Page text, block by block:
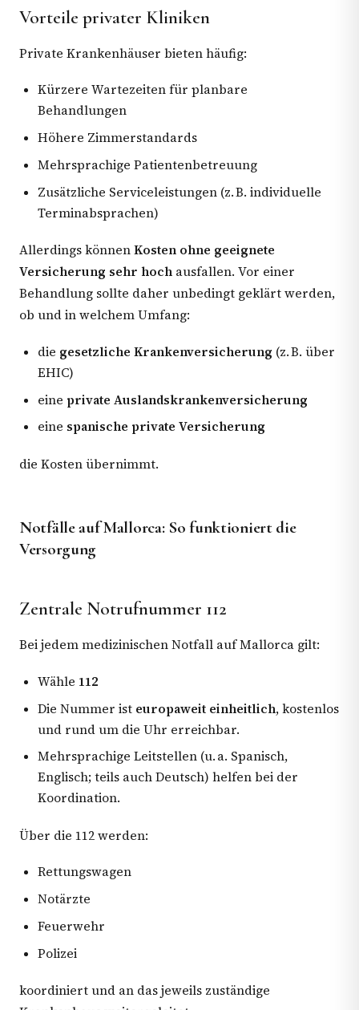
Vorteile privater Kliniken
Private Krankenhäuser bieten häufig:
Kürzere Wartezeiten für planbare
Behandlungen
Höhere Zimmerstandards
Mehrsprachige Patientenbetreuung
Zusätzliche Serviceleistungen (z. B. individuelle
Terminabsprachen)
Allerdings könnenKosten ohne geeignete
Versicherung sehr hoch ausfallen. Vor einer
Behandlung sollte daher unbedingt geklärt werden,
ob und in welchem Umfang:
die gesetzliche Krankenversicherung (z. B. über
EHIC)
eine private Auslandskrankenversicherung
eine spanische private Versicherung
die Kosten übernimmt.
Notfälle auf Mallorca: So funktioniert die
Versorgung
Zentrale Notrufnummer 112
Bei jedem medizinischen Notfall auf Mallorca gilt:
Wähle 112
Die Nummer ist europaweit einheitlich, kostenlos
und rund um die Uhr erreichbar.
Mehrsprachige Leitstellen (u. a. Spanisch,
Englisch; teils auch Deutsch) helfen bei der
Koordination.
Über die 112 werden:
Rettungswagen
Notärzte
Feuerwehr
Polizei
koordiniert und an das jeweils zuständige